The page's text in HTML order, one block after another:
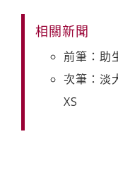
相關新聞
前筆：助
次筆：
XS